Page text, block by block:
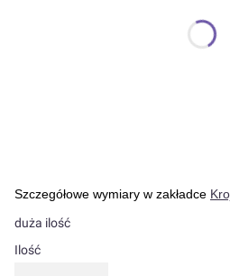
Szczegółowe wymiary w zakładce
duża ilość
Ilość